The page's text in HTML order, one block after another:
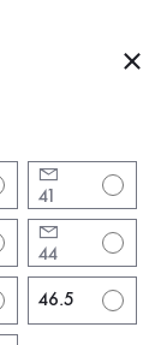
41
44
46.5